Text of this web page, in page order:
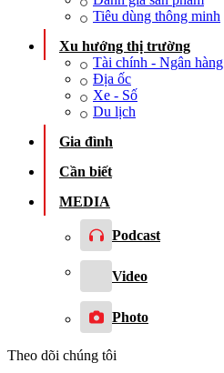
Tiêu dùng thông minh
Xu hướng thị trường
Tài chính - Ngân hàng
Địa ốc
Xe - Số
Du lịch
Gia đình
Cần biết
MEDIA
Podcast
Video
Photo
Theo dõi chúng tôi